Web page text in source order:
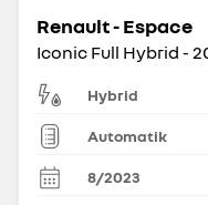
Renault - Espace
Iconic Full Hybrid -
Hybrid
Automatik
8/2023